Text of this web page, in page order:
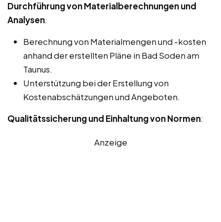
Durchführung von Materialberechnungen und
Analysen:
Berechnung von Materialmengen und -kosten
anhand der erstellten Pläne in Bad Soden am
Taunus.
Unterstützung bei der Erstellung von
Kostenabschätzungen und Angeboten.
Qualitätssicherung und Einhaltung von Normen:
Anzeige